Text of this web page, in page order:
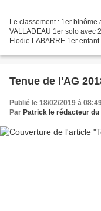
Le classement : 1er binôme
VALLADEAU 1er solo avec
Elodie LABARRE 1er
Tenue de l'AG
Publié le 18/02/2019 à
Par Patrick le rédacteur du